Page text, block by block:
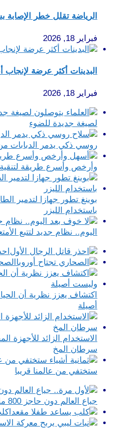
الرياضة تقلل خطر
فبراير 18, 2026
البدينات أكثر عرضة
فبراير 18, 2026
لصيغة جديدة للضوء
روسي ذكي يدمر الدبابات
وأرخص وأسرع طريقة لتنقية
بوينغ تطور جهازا لتدمير
باستخدام الليزر
اليوم.. نظام جديد لتتبع
اكتشاف يعزز نظرية أن
أصيلة
الاستخدام الزائد للأجهزة
سرطان المخ
ستختفي من عالمنا قريبا
جياع العالم دون حاجز 800 مليون